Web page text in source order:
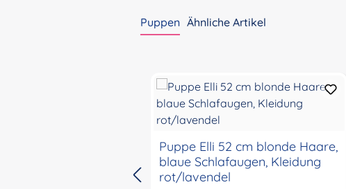
Puppen Ähnliche Artikel
Puppe Elli 52 cm blonde Haare,
blaue Schlafaugen, Kleidung
rot/lavendel